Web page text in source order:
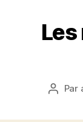
cheveux
Auteur
Par